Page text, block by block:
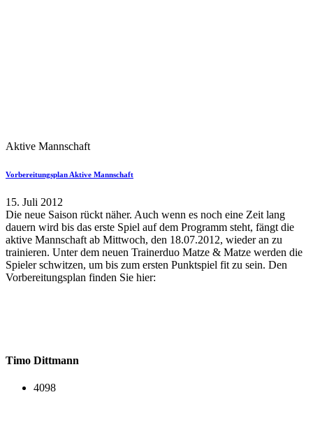
Aktive Mannschaft
Vorbereitungsplan Aktive Mannschaft
15. Juli 2012
Die neue Saison rückt näher. Auch wenn es noch eine Zeit lang
dauern wird bis das erste Spiel auf dem Programm steht, fängt die
aktive Mannschaft ab Mittwoch, den 18.07.2012, wieder an zu
trainieren. Unter dem neuen Trainerduo Matze & Matze werden die
Spieler schwitzen, um bis zum ersten Punktspiel fit zu sein. Den
Vorbereitungsplan finden Sie hier:
Timo Dittmann
4098